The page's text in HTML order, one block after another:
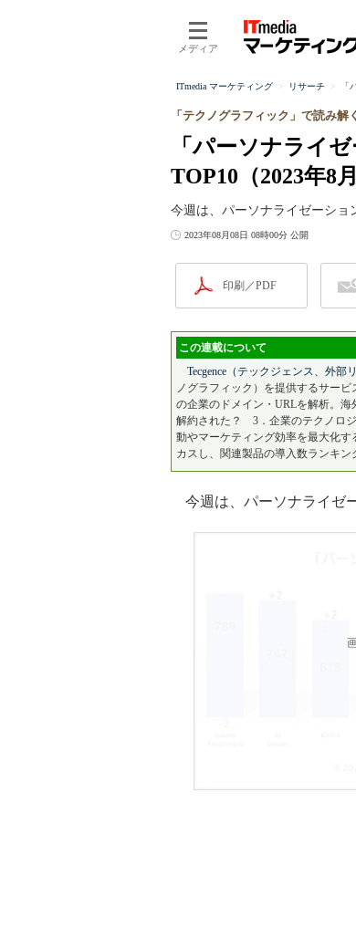
メディア
ITmedia マーケティング リサーチ 「
「パーソナライ
TOP10（2023年8月
「テクノグラフィック」で読み解
今週は、パーソナライゼーショ
2023年08月08日 08時00分 公開
印刷／PDF
この連載について
Tecgence（テックジェンス、外部
ノグラフィック）を提供するサー
の企業のドメイン・URLを解析。
解約された？ 3．企業のテクノロ
動やマーケティング効率を最大化
カスし、関連製品の導入数ランキン
今週は、パーソナライゼ